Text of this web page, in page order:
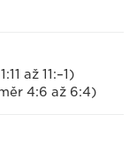
až 11:–1)
4:6 až 6:4)